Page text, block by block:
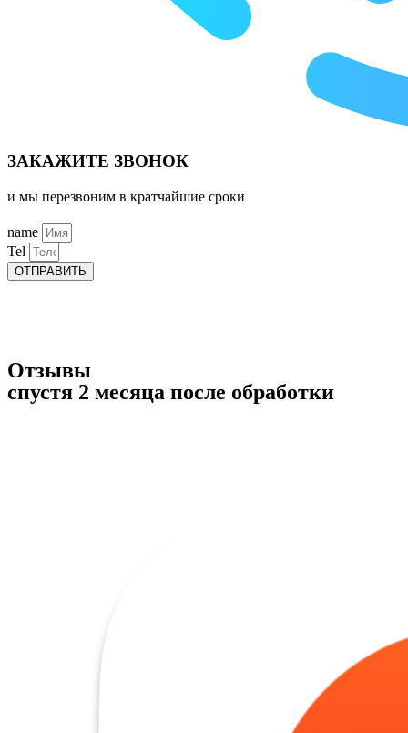
ЗАКАЖИТЕ ЗВОНОК
и мы перезвоним в кратчайшие сроки
name
Tel
ОТПРАВИТЬ
Отзывы
спустя 2 месяца после обработки